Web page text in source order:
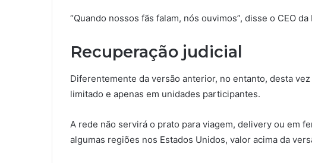
“Quando nossos fãs falam, nós ouvimos”, disse o CEO
Recuperação judicial
Diferentemente da versão anterior, no entanto, desta
limitado e apenas em unidades participantes.
A rede não servirá o prato para viagem, delivery ou em
algumas regiões nos Estados Unidos, valor acima da